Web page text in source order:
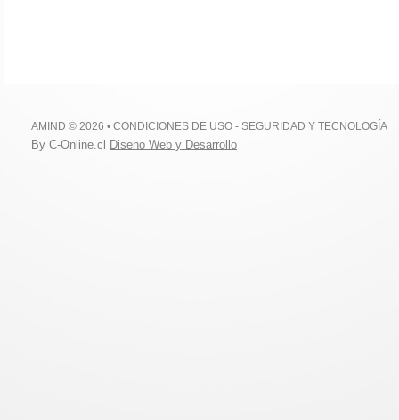
AMIND © 2026 • CONDICIONES DE USO - SEGURIDAD Y TECNOLOGÍA
By C-Online.cl Diseno Web y Desarrollo